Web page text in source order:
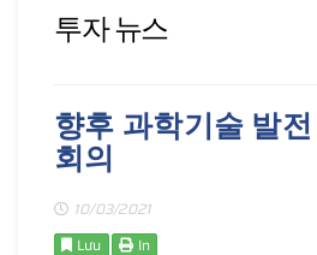
투자 뉴스
향후 과학기술 발
회의
10/03/2021
Lưu
In